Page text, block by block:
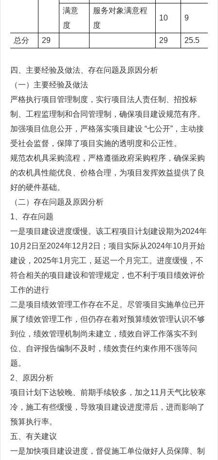
满意
度
服务对象满意程
度
10 9
总分 29 29 25.5
四、主要经验及做法、存在问题及原因分析
（一）主要经验及做法
严格执行项目管理制度，实行项目法人责任制、招投标
制、工程监理制和合同管理制，确保项目建设规范有序。
加强项目信息公开，严格落实项目建设 “七公开”，主动接
受社会监督，保障了项目实施的透明度和公正性。
规范农机具采购流程，严格遵循政府采购程序，确保采购
的农机具性能优良、价格合理，为项目发挥效益提供了良
好的硬件基础。
（二）存在问题及原因分析
1、存在问题
一是项目建设进度缓慢。该工程项目计划建设期为2024年
10月2日至2024年12月2日；项目实际从2024年10月开始
建设，2025年1月完工，延迟一个月完工。进度缓慢，不
符合相关的项目建设和管理规定，也不利于项目绩效评价
工作的进行
二是项目绩效管理工作存在不足。尽管项目实施单位已开
展了绩效管理工作，但仍存在着对预算绩效管理认识不够
到位，绩效管理机制尚未建立，绩效自评工作落实不到
位、自评报告编制不及时，绩效责任约束作用不强等问
题。
2、原因分析
项目计划下达较晚、前期手续较多，加之11月天气比较寒
冷，施工有些缓慢，导致项目建设进度滞后，进而影响了
预算执行率。
五、有关建议
一是加快项目建设进度，督促施工单位做好人员保障、制